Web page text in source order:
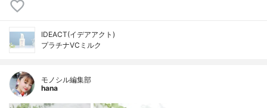
IDEACT(イデアアクト)
プラチナVCミルク
モノシル編集部
hana